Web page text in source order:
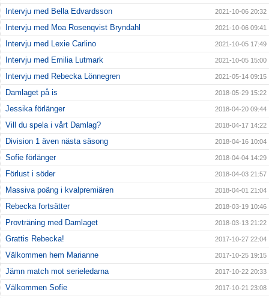
Intervju med Bella Edvardsson 2021-10-06 20:32
Intervju med Moa Rosenqvist Bryndahl 2021-10-06 09:41
Intervju med Lexie Carlino 2021-10-05 17:49
Intervju med Emilia Lutmark 2021-10-05 15:00
Intervju med Rebecka Lönnegren 2021-05-14 09:15
Damlaget på is 2018-05-29 15:22
Jessika förlänger 2018-04-20 09:44
Vill du spela i vårt Damlag? 2018-04-17 14:22
Division 1 även nästa säsong 2018-04-16 10:04
Sofie förlänger 2018-04-04 14:29
Förlust i söder 2018-04-03 21:57
Massiva poäng i kvalpremiären 2018-04-01 21:04
Rebecka fortsätter 2018-03-19 10:46
Provträning med Damlaget 2018-03-13 21:22
Grattis Rebecka! 2017-10-27 22:04
Välkommen hem Marianne 2017-10-25 19:15
Jämn match mot serieledarna 2017-10-22 20:33
Välkommen Sofie 2017-10-21 23:08